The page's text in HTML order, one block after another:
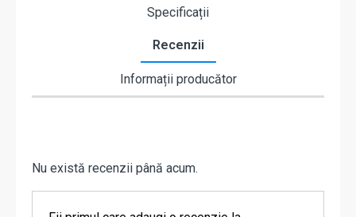
Specificații
Recenzii
Informații producător
Nu există recenzii până acum.